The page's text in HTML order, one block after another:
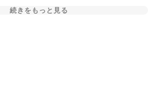
続きをもっと見る